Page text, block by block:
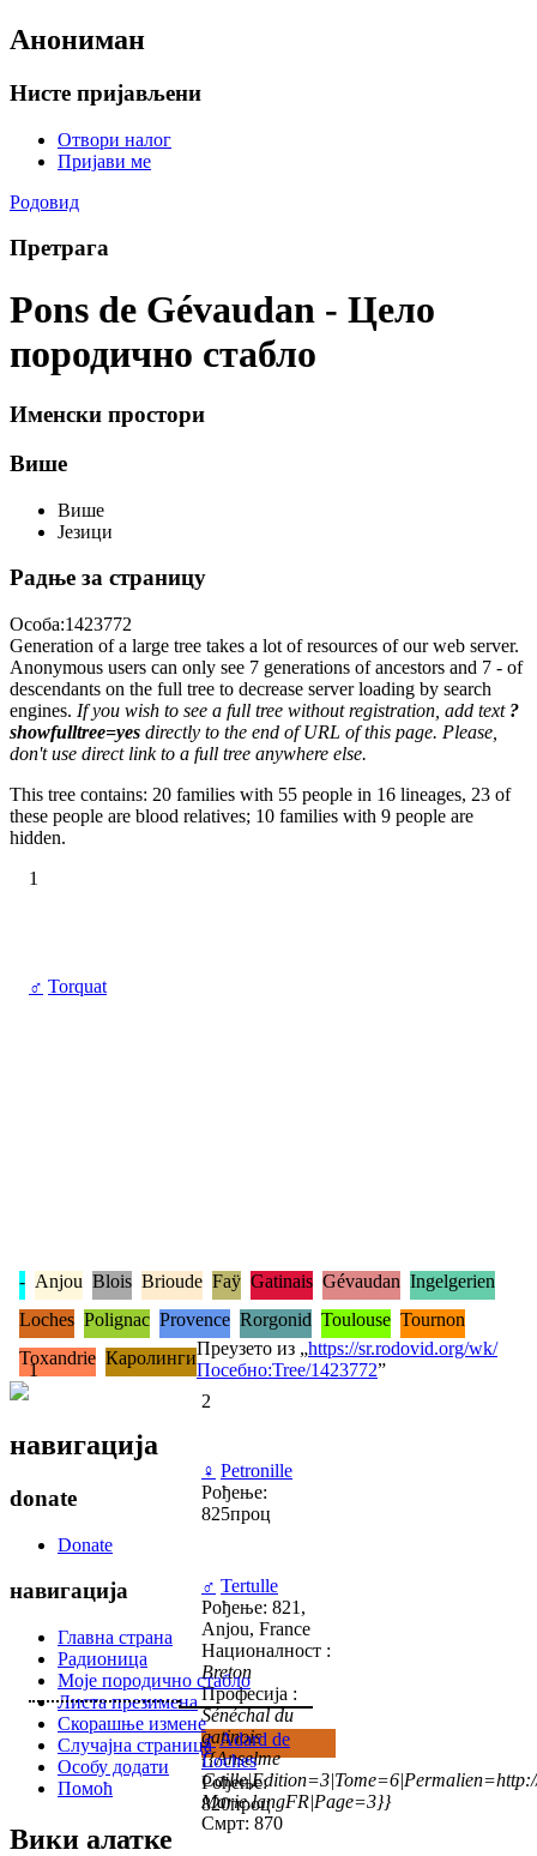
Анониман
Нисте пријављени
Отвори налог
Пријави ме
Родовид
Претрага
Pons de Gévaudan - Цело
породично стабло
Именски простори
Више
Више
Језици
Радње за страницу
Особа:1423772
Generation of a large tree takes a lot of resources of our web server.
Anonymous users can only see 7 generations of ancestors and 7 - of
descendants on the full tree to decrease server loading by search
engines. If you wish to see a full tree without registration, add text ?
showfulltree=yes directly to the end of URL of this page. Please,
don't use direct link to a full tree anywhere else.
This tree contains: 20 families with 55 people in 16 lineages, 23 of
these people are blood relatives; 10 families with 9 people are
hidden.
1
♂ Torquat
1
2
♀ Petronille
Рођење:
825проц
♂ Tertulle
Рођење: 821,
Anjou, France
Националност :
Breton
Професија :
Sénéchal du
gatinois
{{Anselme
Marie.langFR|Page=3}}
Смрт: 870
♂Adard de
Loches
Рођење:
820проц
- Anjou Blois Brioude Faÿ Gatinais Gévaudan Ingelgerien
Loches Polignac Provence Rorgonid Toulouse Tournon
Toxandrie КаролингиПреузето из „https://sr.rodovid.org/wk/
Посебно:Tree/1423772”
навигација
donate
Donate
навигација
Главна страна
Радионица
Моје породично стабло
Листа презимена
Скорашње измене
Случајна страница
Особу додати
Помоћ
Вики алатке